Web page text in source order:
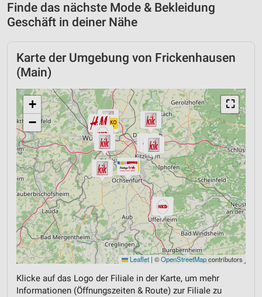
Finde das nächste Mode & Bekleidung
Geschäft in deiner Nähe
Karte der Umgebung von Frickenhausen
(Main)
⛶
+
−
Leaflet | ©OpenStreetMapcontributors
Klicke auf das Logo der Filiale in der Karte, um mehr
Informationen (Öffnungszeiten & Route) zur Filiale zu